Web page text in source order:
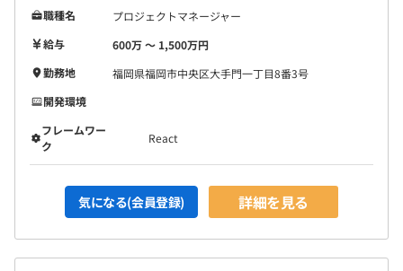
職種名
プロジェクトマネージャー
給与
600万 〜 1,500万円
勤務地
福岡県福岡市中央区大手門一丁目8番3号
開発環境
フレームワー
ク
React
気になる(会員登録) 詳細を見る